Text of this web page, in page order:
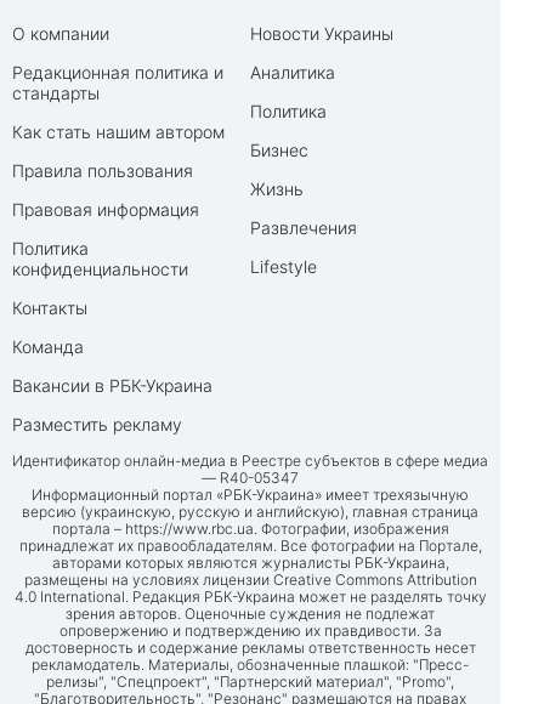
О компании
Редакционная политика и
стандарты
Как стать нашим автором
Правила пользования
Правовая информация
Политика
конфиденциальности
Контакты
Команда
Вакансии в РБК-Украина
Разместить рекламу
Новости Украины
Аналитика
Политика
Бизнес
Жизнь
Развлечения
Lifestyle
Идентификатор онлайн-медиа в Реестре субъектов в сфере медиа
— R40-05347
Информационный портал «РБК-Украина» имеет трехязычную
версию (украинскую, русскую и английскую), главная страница
портала – https://www.rbc.ua. Фотографии, изображения
принадлежат их правообладателям. Все фотографии на Портале,
авторами которых являются журналисты РБК-Украина,
размещены на условиях лицензии Creative Commons Attribution
4.0 International. Редакция РБК-Украина может не разделять точку
зрения авторов. Оценочные суждения не подлежат
опровержению и подтверждению их правдивости. За
достоверность и содержание рекламы ответственность несет
рекламодатель. Материалы, обозначенные плашкой: "Пресс-
релизы", "Спецпроект", "Партнерский материал", "Promo",
"Благотворительность", "Резонанс" размещаются на правах